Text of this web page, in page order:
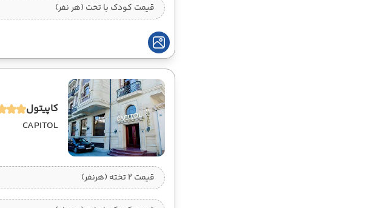
قیمت کودک با تخت (هر نفر)
کاپیتول
CAPITOL
قیمت 2 تخته (هرنفر)